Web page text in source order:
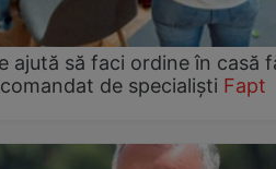
ajută să faci ordine în casă
de specialiști Fapt